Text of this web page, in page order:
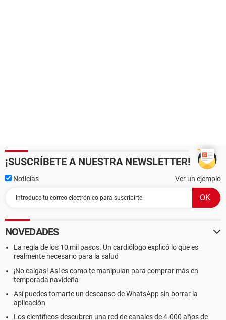
¡SUSCRÍBETE A NUESTRA NEWSLETTER!
Noticias Ver un ejemplo
NOVEDADES
La regla de los 10 mil pasos. Un cardiólogo explicó lo que es
realmente necesario para la salud
¡No caigas! Así es como te manipulan para comprar más en
temporada navideña
Así puedes tomarte un descanso de WhatsApp sin borrar la
aplicación
Los científicos descubren una red de canales de 4.000 años de